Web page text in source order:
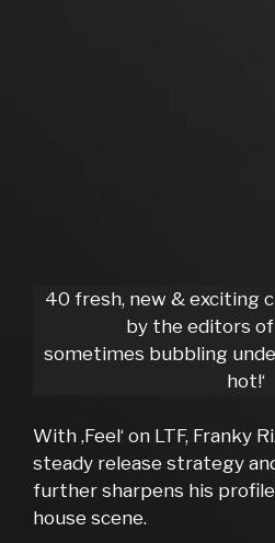
40 fresh, new & exciting
by the editors of
sometimes bubbling
hot!‘
With ‚Feel‘ on LTF, Franky
steady release strategy
further sharpens his
house scene.